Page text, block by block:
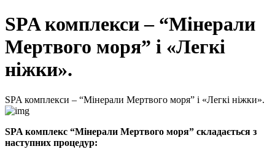
SPA комплекси – “Мінерали
Мертвого моря” і «Легкі
ніжки».
SPA комплекси – “Мінерали Мертвого моря” і «Легкі ніжки».
SPA комплекс “Мінерали Мертвого моря” складається з
наступних процедур: